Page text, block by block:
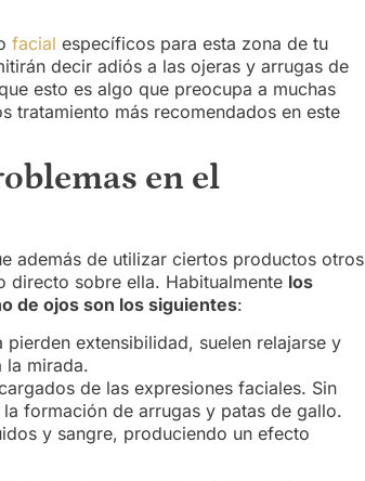
facial específicos para esta zona de tu
decir adiós a las ojeras y arrugas de
esto es algo que preocupa a muchas
tratamiento más recomendados en este
en el
además de utilizar ciertos productos otros
directo sobre ella. Habitualmente los
de ojos son los siguientes:
extensibilidad, suelen relajarse y
la mirada.
de las expresiones faciales. Sin
formación de arrugas y patas de gallo.
y sangre, produciendo un efecto